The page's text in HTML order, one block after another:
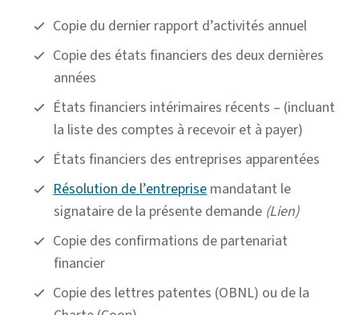
Copie du dernier rapport d’activités annuel
Copie des états financiers des deux dernières
années
États financiers intérimaires récents – (incluant
la liste des comptes à recevoir et à payer)
États financiers des entreprises apparentées
Résolution de l’entreprise mandatant le
signataire de la présente demande (Lien)
Copie des confirmations de partenariat
financier
Copie des lettres patentes (OBNL) ou de la